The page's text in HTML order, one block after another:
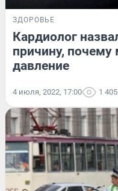
ЗДОРОВЬЕ
Кардиолог
причину,
давление
4 июля, 2022, 17:00 1 405